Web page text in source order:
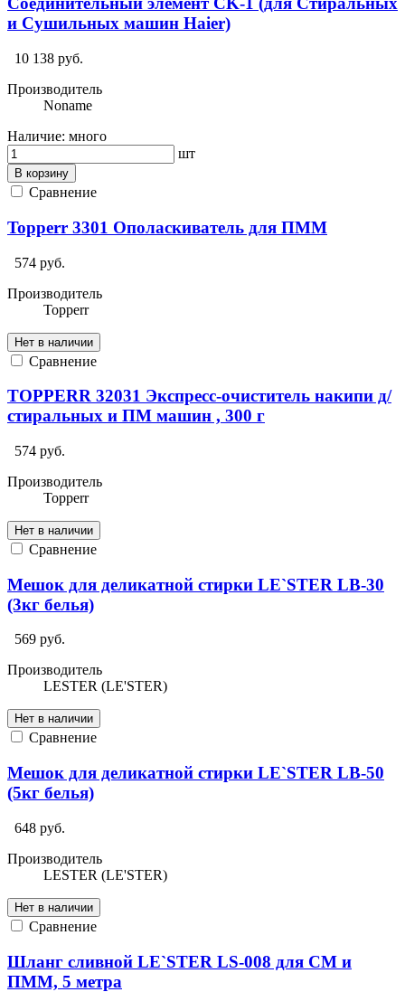
и Сушильных машин Haier)
10 138 руб.
Производитель
Noname
Наличие: много
шт
В корзину
Сравнение
Topperr 3301 Ополаскиватель для ПММ
574 руб.
Производитель
Topperr
Нет в наличии
Сравнение
TOPPERR 32031 Экспреcс-очиститель накипи д/
стиральных и ПМ машин , 300 г
574 руб.
Производитель
Topperr
Нет в наличии
Сравнение
Мешок для деликатной стирки LE`STER LB-30
(3кг белья)
569 руб.
Производитель
LESTER (LE'STER)
Нет в наличии
Сравнение
Мешок для деликатной стирки LE`STER LB-50
(5кг белья)
648 руб.
Производитель
LESTER (LE'STER)
Нет в наличии
Сравнение
Шланг сливной LE`STER LS-008 для СМ и
ПММ, 5 метра